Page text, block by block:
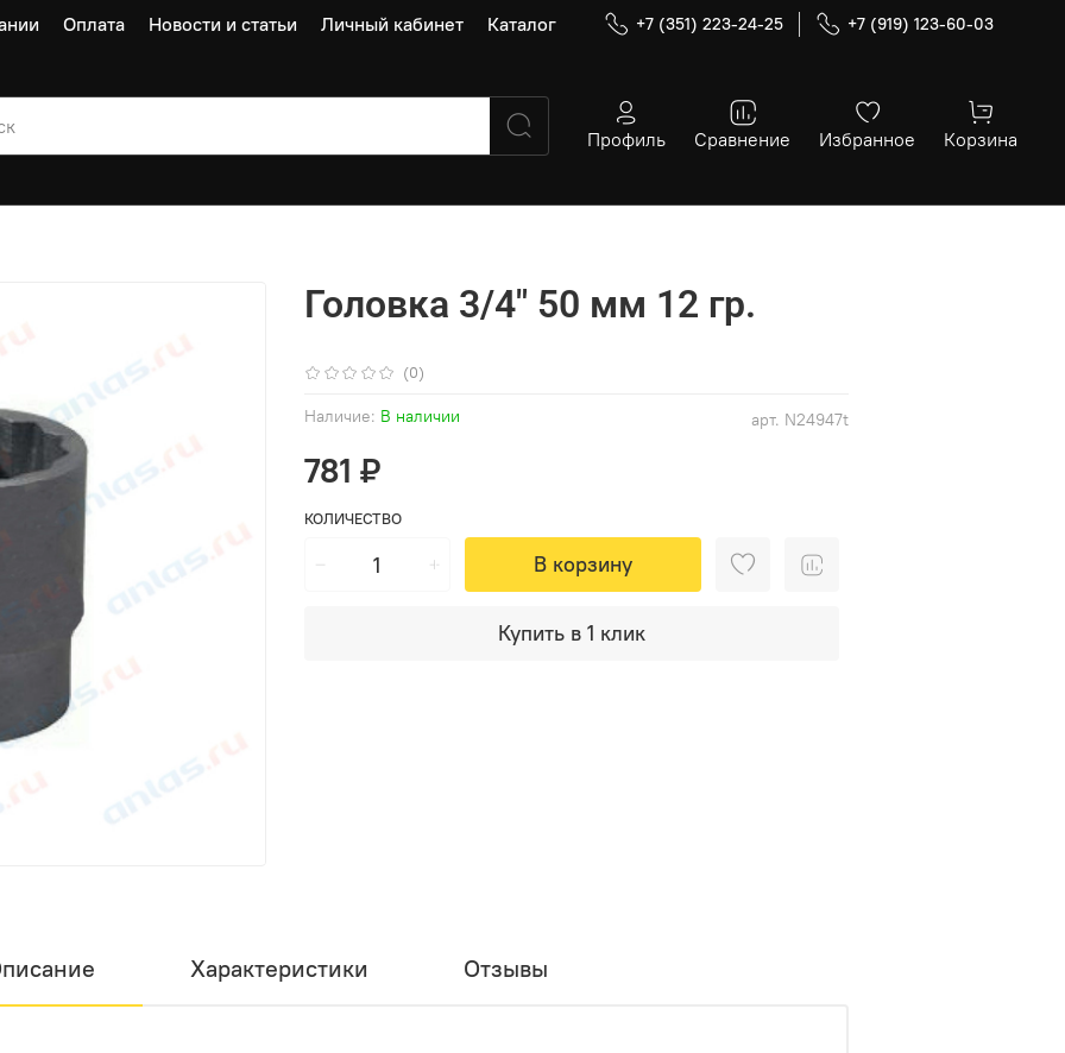
Оплата Новости и статьи Личный кабинет Каталог +7 (351) 223-24-25 +7 (919) 123-60-03
Профиль Сравнение Избранное Корзина
(0)
арт. N24947t
Наличие: В наличии
Головка 3/4" 50 мм 12 гр.
781 ₽
КОЛИЧЕСТВО
В корзину
Купить в 1 клик
Характеристики Отзывы